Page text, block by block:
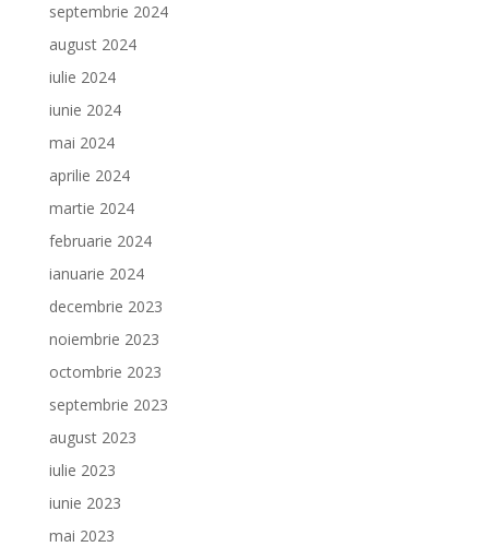
septembrie 2024
august 2024
iulie 2024
iunie 2024
mai 2024
aprilie 2024
martie 2024
februarie 2024
ianuarie 2024
decembrie 2023
noiembrie 2023
octombrie 2023
septembrie 2023
august 2023
iulie 2023
iunie 2023
mai 2023